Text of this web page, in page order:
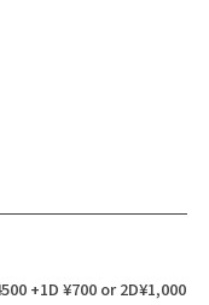
+1D ¥700 or 2D¥1,000